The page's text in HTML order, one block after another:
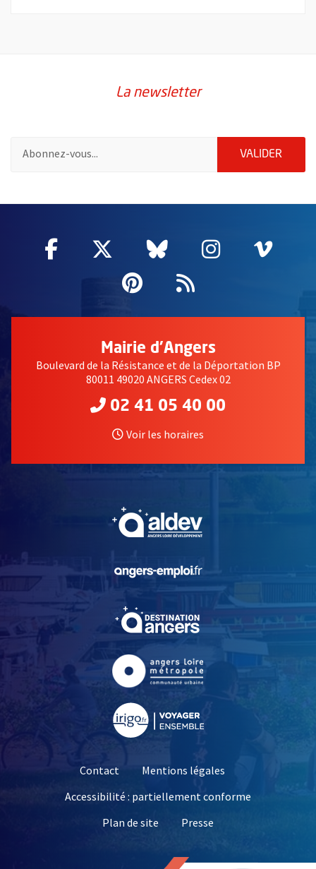
La newsletter
VALIDER
Facebook
, Ouvre une nouvelle fenêtre
Twitter
, Ouvre une nouvelle
Bluesky
, Ouvre une
Instagram
, Ouvre
,
Pinterest
, Ouvre une
Flux RSS
Mairie d'Angers
Boulevard de la Résistance et de la Déportation BP
80011 49020 ANGERS Cedex 02
02 41 05 40 00
Voir les horaires
, Ouvre une nouvelle
, Ouvre une nouvelle
Contact
Mentions légales
Accessibilité : partiellement conforme
Plan de site
Presse